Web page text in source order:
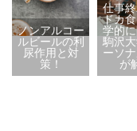
ノンアルコー
ルビールの利
尿作用と対
策！
仕事
ドカ
学的
駒沢
ーソ
が